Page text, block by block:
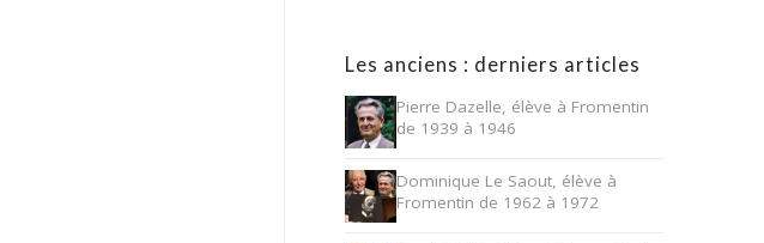
Les anciens : derniers articles
Pierre Dazelle, élève à Fromentin
de 1939 à 1946
Dominique Le Saout, élève à
Fromentin de 1962 à 1972